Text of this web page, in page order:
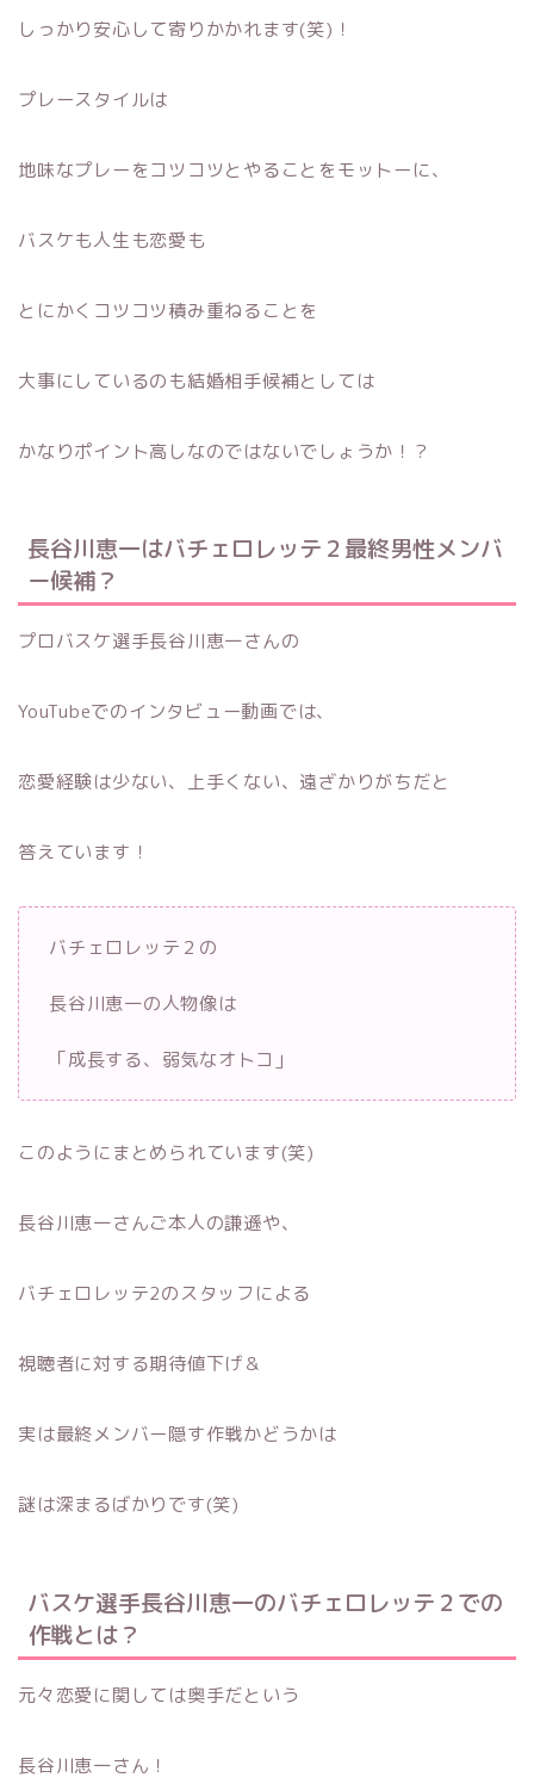
しっかり安心して寄りかかれます(笑)！
プレースタイルは
地味なプレーをコツコツとやることをモットーに、
バスケも人生も恋愛も
とにかくコツコツ積み重ねることを
大事にしているのも結婚相手候補としては
かなりポイント高しなのではないでしょうか！？
長谷川恵一はバチェロレッテ２最終男性メンバ
ー候補？
プロバスケ選手長谷川恵一さんの
YouTubeでのインタビュー動画では、
恋愛経験は少ない、上手くない、遠ざかりがちだと
答えています！
バチェロレッテ２の
長谷川恵一の人物像は
「成長する、弱気なオトコ」
このようにまとめられています(笑)
長谷川恵一さんご本人の謙遜や、
バチェロレッテ2のスタッフによる
視聴者に対する期待値下げ＆
実は最終メンバー隠す作戦かどうかは
謎は深まるばかりです(笑)
バスケ選手長谷川恵一のバチェロレッテ２での
作戦とは？
元々恋愛に関しては奥手だという
長谷川恵一さん！